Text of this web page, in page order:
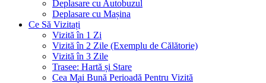
Deplasare cu Autobuzul
Deplasare cu Mașina
Ce Să Vizitați
Vizită în 1 Zi
Vizită în 2 Zile (Exemplu de Călătorie)
Vizită în 3 Zile
Trasee: Hartă și Stare
Cea Mai Bună Perioadă Pentru Vizită